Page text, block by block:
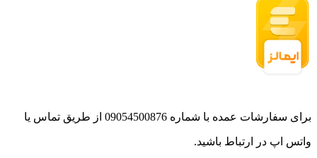
برای سفارشات عمده با شماره 09054500876 از طریق تماس یا
واتس اپ در ارتباط باشید.